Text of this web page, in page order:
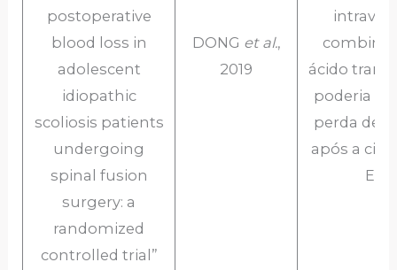
postoperative
blood loss in
adolescent
idiopathic
scoliosis patients
undergoing
spinal fusion
surgery: a
randomized
controlled trial”
DONG et al.,
2019
ácido
poderia
perda de
após a
EIA